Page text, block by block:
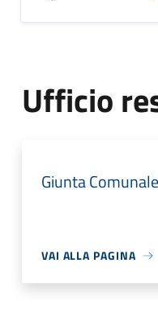
Ufficio
Giunta Comunale
VAI ALLA PAGINA